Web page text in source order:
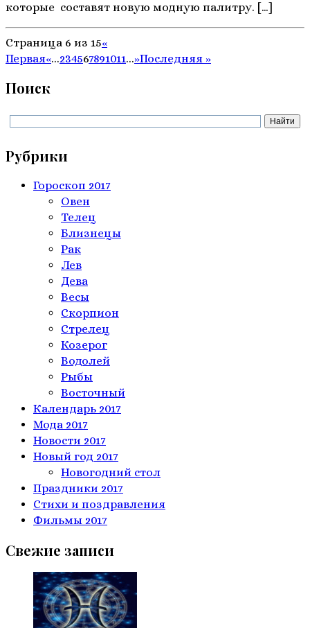
которые составят новую модную палитру. […]
Страница 6 из 15«
Первая«...234567891011...»Последняя »
Поиск
Рубрики
Гороскоп 2017
Овен
Телeц
Близнецы
Рак
Лев
Дева
Весы
Скорпион
Стрелец
Козерог
Водолей
Рыбы
Восточный
Календарь 2017
Мода 2017
Новости 2017
Новый год 2017
Новогодний стол
Праздники 2017
Стихи и поздравления
Фильмы 2017
Свежие записи